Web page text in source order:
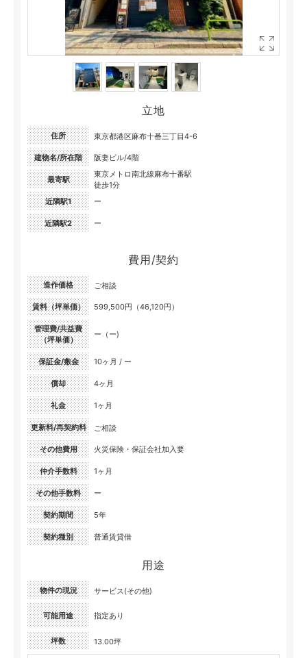
立地
住所 東京都港区麻布十番三丁目4-6
建物名/所在階 阪妻ビル/4階
最寄駅
東京メトロ南北線麻布十番駅
徒歩1分
近隣駅1
ー
近隣駅2 ー
費用/契約
造作価格 ご相談
賃料（坪単価） 599,500円（46,120円）
管理費/共益費
（坪単価）
ー（ー)
保証金/敷金 10ヶ月 / ー
償却 4ヶ月
礼金 1ヶ月
更新料/再契約料 ご相談
その他費用 火災保険・保証会社加入要
仲介手数料 1ヶ月
その他手数料 ー
契約期間 5年
契約種別 普通賃貸借
用途
物件の現況 サービス(その他)
可能用途 指定あり
坪数 13.00坪